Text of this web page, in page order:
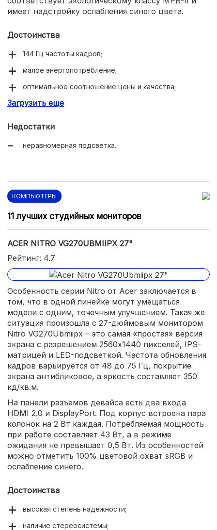
имеет надстройку ослабления синего цвета.
Достоинства
144 Гц частоты кадров;
малое энергопотребление;
оптимальное соотношение цены и качества;
яркая и четкая картинка.
Загрузить еще
Недостатки
неравномерная подсветка.
КОМПЬЮТЕРЫ
11 лучших студийных мониторов
ACER NITRO VG270UBMIIPX 27"
Рейтинг: 4.7
Особенность серии Nitro от Acer заключается в
том, что в одной линейке могут умещаться
модели с одним, точечным улучшением. Такая же
ситуация произошла с 27-дюймовым монитором
Nitro VG270Ubmiipx – это самая «простая» версия
экрана с разрешением 2560х1440 пикселей, IPS-
матрицей и LED-подсветкой. Частота обновления
кадров варьируется от 48 до 75 Гц, покрытие
экрана антибликовое, а яркость составляет 350
кд/кв.м.
На панели разъемов девайса есть два входа
HDMI 2.0 и DisplayPort. Под корпус встроена пара
колонок на 2 Вт каждая. Потребляемая мощность
при работе составляет 43 Вт, а в режиме
ожидания не превышает 0,5 Вт. Из особенностей
можно отметить 100% цветовой охват sRGB и
ослабление синего.
Достоинства
высокая степень надежности;
наличие стереосистемы;